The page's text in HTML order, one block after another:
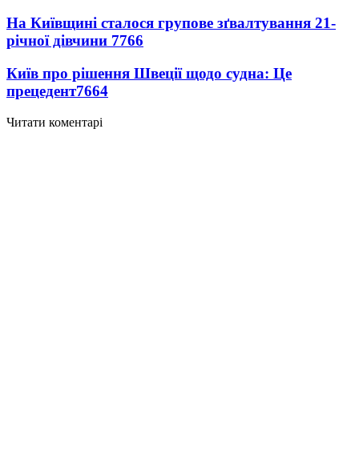
На Київщині сталося групове зґвалтування 21-
річної дівчини 7766
Київ про рішення Швеції щодо судна: Це
прецедент7664
Читати коментарі